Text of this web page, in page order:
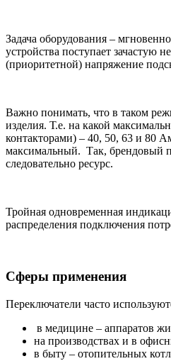
Задача оборудования –
устройства поступает зачастую
(приоритетной) напряжение
Важно понимать, что в таком
изделия. Т.е. на какой
контакторами) – 40, 50, 63 и 80
максимальный. Так, брендовый
следовательно ресурс.
Тройная одновременная
распределения подключения
Сферы применения
Переключатели часто
в медицине – аппаратов
на производствах и в
в быту – отопительных